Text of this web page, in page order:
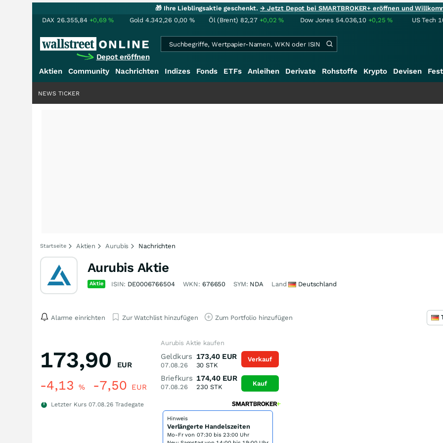
🎁 Ihre Lieblingsaktie geschenkt.→ Jetzt Depot bei SMARTBROKER+ eröffnen und
DAX 26.355,84 +0,69% Gold 4.342,26 0,00 % Öl (Brent) 82,27 +0,02% Dow Jones 54.036,10 +0,25% US Tech
Depot eröffnen
Aktien Community Nachrichten Indizes Fonds ETFs Anleihen Derivate Rohstoffe Krypto Devisen
NEWS TICKER
Startseite Aktien Aurubis Nachrichten
Aurubis Aktie
Aktie ISIN: DE0006766504 WKN: 676650 SYM: NDA Land Deutschland
Alarme einrichten Zur Watchlist hinzufügen Zum Portfolio hinzufügen
173,90 EUR
-4,13 % -7,50 EUR
Letzter Kurs 07.08.26 Tradegate
Aurubis Aktie kaufen
Geldkurs
07.08.26
173,40 EUR
30 STK
Briefkurs
07.08.26
174,40 EUR
230STK
Verkauf
Kauf
Hinweis
Verlängerte Handelszeiten
Mo-Fr von 07:30 bis 23:00 Uhr